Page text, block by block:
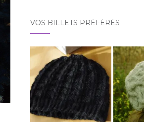
VOS BILLETS PRÉFÉRÉS